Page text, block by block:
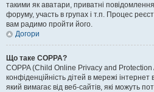
такими як аватари, приватні
форуму, участь в групах і т.п. Процес
вам радимо пройти його.
Догори
Що таке COPPA?
COPPA (Child Online Privacy and Protection
конфіденційність дітей в мережі
який вимагає від веб-сайтів, які можуть